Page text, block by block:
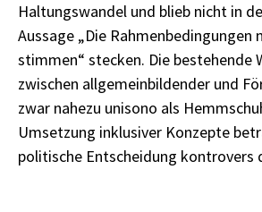
Haltungswandel und blieb nicht in
Aussage „Die Rahmenbedingungen
stimmen“ stecken. Die bestehende
zwischen allgemeinbildender und
zwar nahezu unisono als
Umsetzung inklusiver Konzepte
politische Entscheidung kontrovers